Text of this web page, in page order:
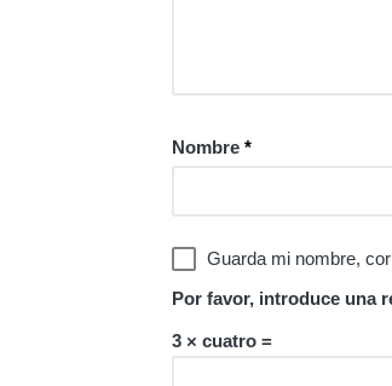
Nombre *
Guarda mi nombre,
Por favor, introduce una
3 × cuatro =